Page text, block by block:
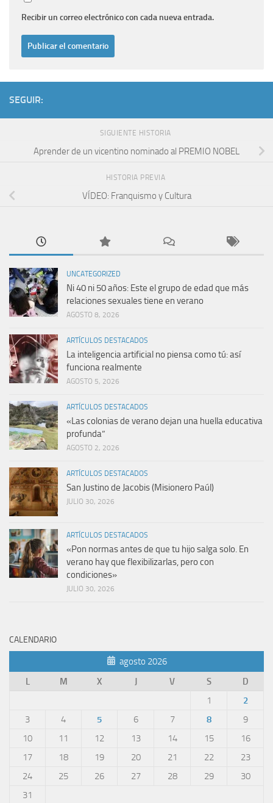
Recibir un correo electrónico con cada nueva entrada.
SEGUIR:
SIGUIENTE HISTORIA
Aprender de un vicentino nominado al PREMIO NOBEL
HISTORIA PREVIA
VÍDEO: Franquismo y Cultura
UNCATEGORIZED
Ni 40 ni 50 años: Este el grupo de edad que más
relaciones sexuales tiene en verano
AGOSTO 8, 2026
ARTÍCULOS DESTACADOS
La inteligencia artificial no piensa como tú: así
funciona realmente
AGOSTO 5, 2026
ARTÍCULOS DESTACADOS
«Las colonias de verano dejan una huella educativa
profunda”
AGOSTO 2, 2026
ARTÍCULOS DESTACADOS
San Justino de Jacobis (Misionero Paúl)
JULIO 30, 2026
ARTÍCULOS DESTACADOS
«Pon normas antes de que tu hijo salga solo. En
verano hay que flexibilizarlas, pero con
condiciones»
JULIO 30, 2026
CALENDARIO
agosto 2026
L
M X J V S
D
1
2
3
4 5 6 7 8
9
10
11 12 13 14 15
16
17
18 19 20 21 22
23
24
25 26 27 28 29
30
31